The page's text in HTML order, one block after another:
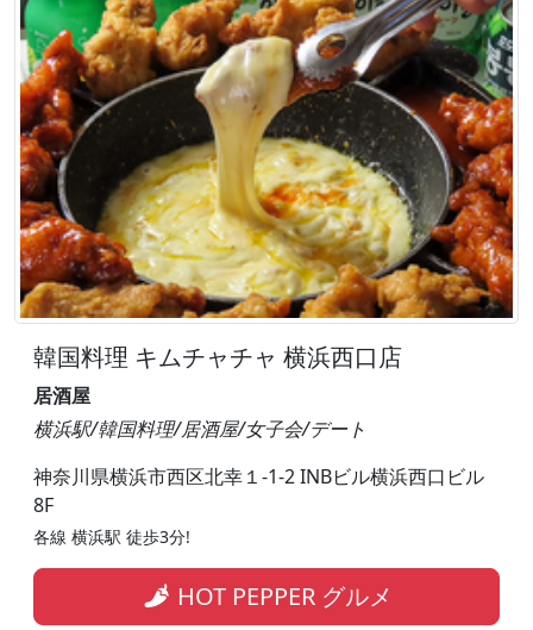
韓国料理 キムチャチャ 横浜西口店
居酒屋
横浜駅/韓国料理/居酒屋/女子会/デート
神奈川県横浜市西区北幸１-1-2 INBビル横浜西口ビル
8F
各線 横浜駅 徒歩3分!
HOT PEPPER グルメ